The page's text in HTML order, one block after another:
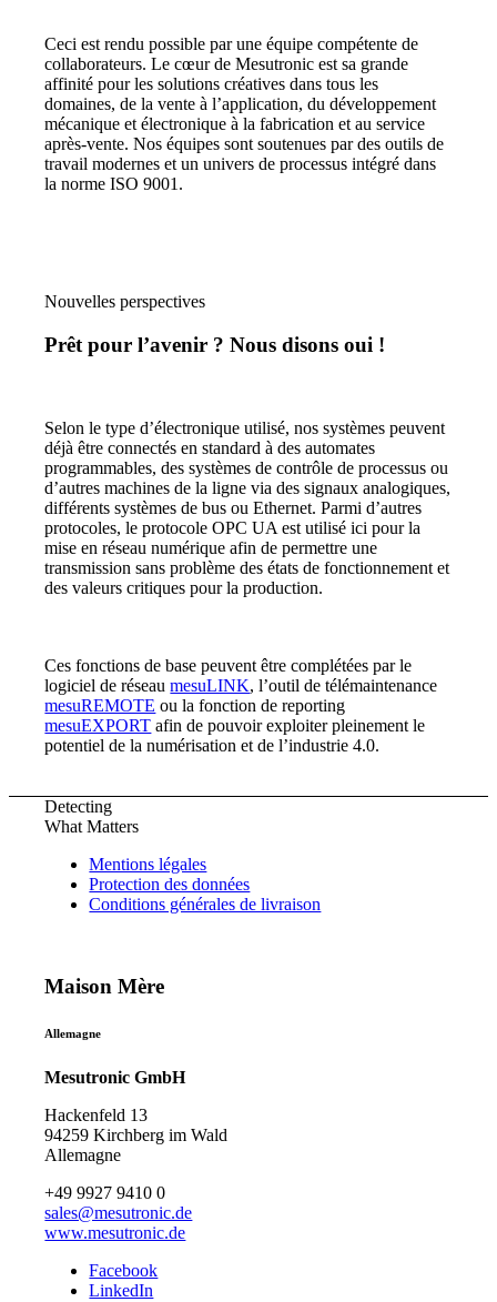
Ceci est rendu possible par une équipe compétente de
collaborateurs. Le cœur de Mesutronic est sa grande
affinité pour les solutions créatives dans tous les
domaines, de la vente à l’application, du développement
mécanique et électronique à la fabrication et au service
après-vente. Nos équipes sont soutenues par des outils de
travail modernes et un univers de processus intégré dans
la norme ISO 9001.
Nouvelles perspectives
Prêt pour l’avenir ? Nous disons oui !
Selon le type d’électronique utilisé, nos systèmes peuvent
déjà être connectés en standard à des automates
programmables, des systèmes de contrôle de processus ou
d’autres machines de la ligne via des signaux analogiques,
différents systèmes de bus ou Ethernet. Parmi d’autres
protocoles, le protocole OPC UA est utilisé ici pour la
mise en réseau numérique afin de permettre une
transmission sans problème des états de fonctionnement et
des valeurs critiques pour la production.
Ces fonctions de base peuvent être complétées par le
logiciel de réseaumesuLINK, l’outil de télémaintenance
mesuREMOTE ou la fonction de reporting
mesuEXPORT afin de pouvoir exploiter pleinement le
potentiel de la numérisation et de l’industrie 4.0.
Detecting
What Matters
Mentions légales
Protection des données
Conditions générales de livraison
Maison Mère
Allemagne
Mesutronic GmbH
Hackenfeld 13
94259 Kirchberg im Wald
Allemagne
+49 9927 9410 0
sales@mesutronic.de
www.mesutronic.de
Facebook
LinkedIn